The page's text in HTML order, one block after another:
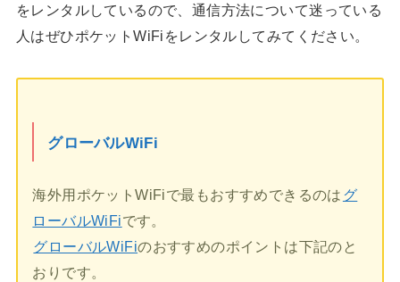
をレンタルしているので、通信方法について迷っている
人はぜひポケットWiFiをレンタルしてみてください。
グローバルWiFi
海外用ポケットWiFiで最もおすすめできるのは グ
ローバルWiFiです。
グローバルWiFiのおすすめのポイントは下記のと
おりです。